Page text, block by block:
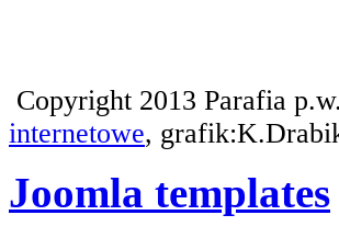
Copyright 2013 Parafia
internetowe,
Joomla templates